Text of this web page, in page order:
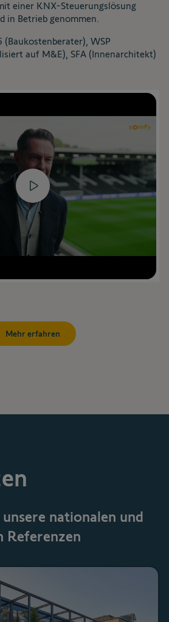
einer KNX-Steuerungslösung
in Betrieb genommen.
(Baukostenberater), WSP
auf M&E), SFA (Innenarchitekt)
Mehr erfahren
nationalen und
Referenzen